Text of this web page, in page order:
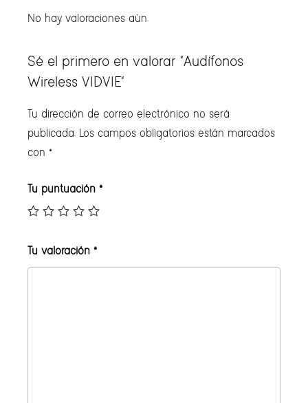
No hay valoraciones aún.
Sé el primero en valorar “Audífonos
Wireless VIDVIE”
Tu dirección de correo electrónico no será
publicada. Los campos obligatorios están marcados
con *
Tu puntuación *
Tu valoración *